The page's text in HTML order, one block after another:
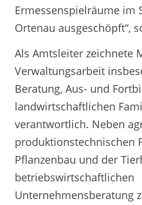
Ermessenspielräume im
Ortenau ausgeschöpft“,
Als Amtsleiter zeichnete
Verwaltungsarbeit
Beratung, Aus- und
landwirtschaftlichen
verantwortlich. Neben
produktionstechnischen
Pflanzenbau und der
betriebswirtschaftlichen
Unternehmensberatung